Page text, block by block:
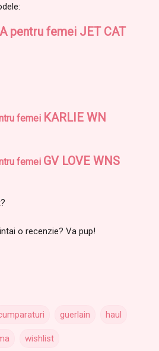
pentru femei JET CAT
femei KARLIE WN
femei GV LOVE WNS
o recenzie? Va pup!
guerlain haul
wishlist